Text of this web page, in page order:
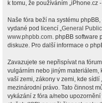
k tomu, že používáním „iPhone.cz
Naše fóra beží na systému
vydané pod licencí „General
www.phpbb.com. phpBB software
diskuze. Pro další informace o
Zavazujete se nepřispívat na
vulgárním nebo jiným materiálem,
vaší zemi, zákony v zemi, kde sídlí
mezinárodní právo. Tato činnost
vykázání z fóra a/nebo